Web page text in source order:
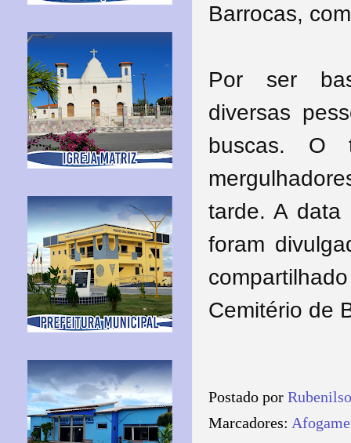
Barrocas,
Por ser
diversas
buscas. O
tarde. A data
foram
Cemitério de
Postado por
Marcadores: